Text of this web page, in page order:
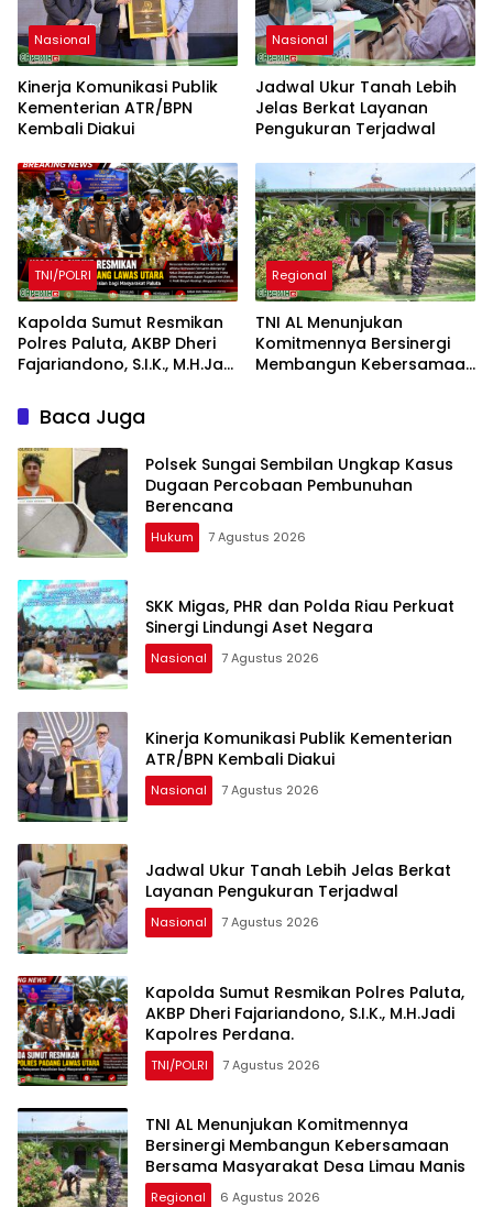
Nasional
Kinerja Komunikasi Publik
Kementerian ATR/BPN
Kembali Diakui
Nasional
Jadwal Ukur Tanah Lebih
Jelas Berkat Layanan
Pengukuran Terjadwal
TNI/POLRI
Kapolda Sumut Resmikan
Polres Paluta, AKBP Dheri
Fajariandono, S.I.K., M.H.Jadi
Regional
TNI AL Menunjukan
Komitmennya Bersinergi
Membangun Kebersamaan
Baca Juga
Polsek Sungai Sembilan Ungkap Kasus
Dugaan Percobaan Pembunuhan
Berencana
Hukum 7 Agustus 2026
SKK Migas, PHR dan Polda Riau Perkuat
Sinergi Lindungi Aset Negara
Nasional 7 Agustus 2026
Kinerja Komunikasi Publik Kementerian
ATR/BPN Kembali Diakui
Nasional 7 Agustus 2026
Jadwal Ukur Tanah Lebih Jelas Berkat
Layanan Pengukuran Terjadwal
Nasional 7 Agustus 2026
Kapolda Sumut Resmikan Polres Paluta,
AKBP Dheri Fajariandono, S.I.K., M.H.Jadi
Kapolres Perdana.
TNI/POLRI 7 Agustus 2026
TNI AL Menunjukan Komitmennya
Bersinergi Membangun Kebersamaan
Bersama Masyarakat Desa Limau Manis
Regional 6 Agustus 2026